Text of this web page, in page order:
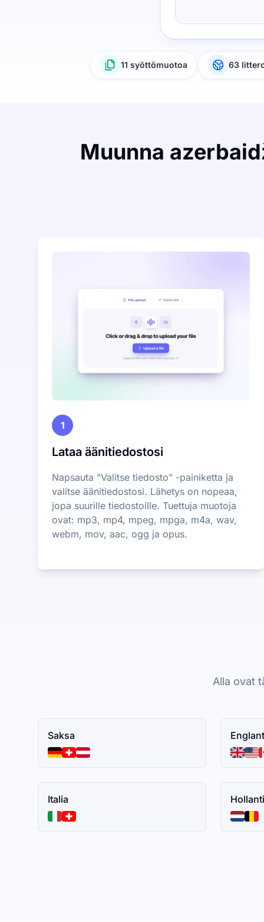
11 syöttömuotoa 63
Muunna
1
Lataa äänitiedostosi
Napsauta "Valitse tiedosto" -painiketta ja
valitse äänitiedostosi. Lähetys on nopeaa,
jopa suurille tiedostoille. Tuettuja muotoja
ovat: mp3, mp4, mpeg, mpga, m4a, wav,
webm, mov, aac, ogg ja opus.
Alla ovat
Saksa
Italia Hollanti